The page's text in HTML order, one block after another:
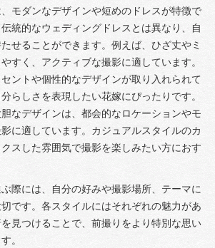
モダンなデザインや短めのドレスが特徴で
統的なウェディングドレスとは異なり、自
せることができます。例えば、ひざ丈やミ
すく、アクティブな撮影に適しています。
ントや個性的なデザインが取り入れられて
らしさを表現したい花嫁にぴったりです。
なデザインは、都会的なロケーションやモ
に適しています。カジュアルスタイルのカ
スした雰囲気で撮影を楽しみたい方におす
際には、自分の好みや撮影場所、テーマに
です。各スタイルにはそれぞれの魅力があ
見つけることで、前撮りをより特別な思い
。